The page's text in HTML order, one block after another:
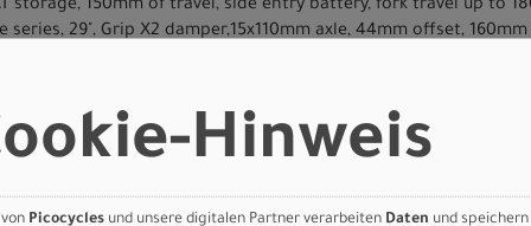
storage, 150mm of travel, side entry battery, fork travel up to
series, 29", Grip X2 damper,15x110mm axle, 44mm offset,
Performance Elite with Specialized GENIE Shock Tech, Ride
LSR adjustment
4-piston caliper, hydraulic disc, 220mm Rotor
4-piston caliper, hydraulic disc, 200mm rotor
Cassette, 12spd, 10-52t
Flattop Chain
Crankset, ISIS interface, Integrated Guard, 55mm Chainline,
Hinweis
Picocycles und unsere digitalen Partner verarbeiten Daten und speichern